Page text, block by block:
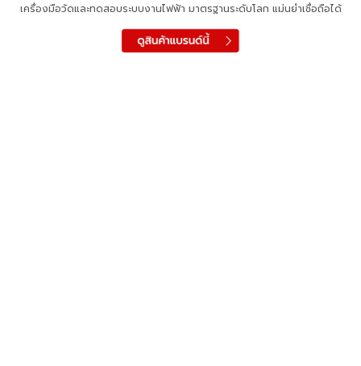
เครื่องมือวัดและทดสอบระบบงานไฟฟ้า มาตรฐานระดับโลก แม่นยำเชื่อถือได้